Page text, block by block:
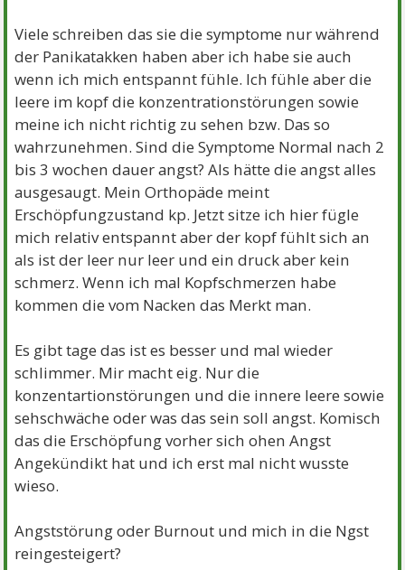
Viele schreiben das sie die symptome nur während
der Panikatakken haben aber ich habe sie auch
wenn ich mich entspannt fühle. Ich fühle aber die
leere im kopf die konzentrationstörungen sowie
meine ich nicht richtig zu sehen bzw. Das so
wahrzunehmen. Sind die Symptome Normal nach 2
bis 3 wochen dauer angst? Als hätte die angst alles
ausgesaugt. Mein Orthopäde meint
Erschöpfungzustand kp. Jetzt sitze ich hier fügle
mich relativ entspannt aber der kopf fühlt sich an
als ist der leer nur leer und ein druck aber kein
schmerz. Wenn ich mal Kopfschmerzen habe
kommen die vom Nacken das Merkt man.
Es gibt tage das ist es besser und mal wieder
schlimmer. Mir macht eig. Nur die
konzentartionstörungen und die innere leere sowie
sehschwäche oder was das sein soll angst. Komisch
das die Erschöpfung vorher sich ohen Angst
Angekündikt hat und ich erst mal nicht wusste
wieso.
Angststörung oder Burnout und mich in die Ngst
reingesteigert?